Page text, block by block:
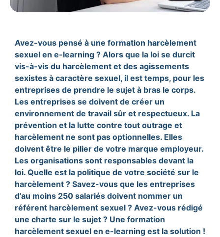
Avez-vous pensé à une formation harcèlement
sexuel en e-learning ? Alors que la loi se durcit
vis-à-vis du harcèlement et des agissements
sexistes à caractère sexuel, il est temps, pour les
entreprises de prendre le sujet à bras le corps.
Les entreprises se doivent de créer un
environnement de travail sûr et respectueux. La
prévention et la lutte contre tout outrage et
harcèlement ne sont pas optionnelles. Elles
doivent être le pilier de votre marque employeur.
Les organisations sont responsables devant la
loi. Quelle est la politique de votre société sur le
harcèlement ? Savez-vous que les entreprises
d’au moins 250 salariés doivent nommer un
référent harcèlement sexuel ? Avez-vous rédigé
une charte sur le sujet ? Une formation
harcèlement sexuel en e-learning est la solution !